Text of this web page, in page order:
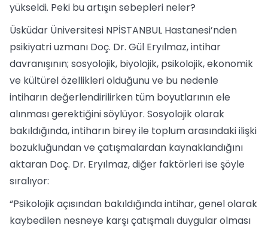
yükseldi. Peki bu artışın sebepleri neler?
Üsküdar Üniversitesi NPİSTANBUL Hastanesi’nden
psikiyatri uzmanı Doç. Dr. Gül Eryılmaz, intihar
davranışının; sosyolojik, biyolojik, psikolojik, ekonomik
ve kültürel özellikleri olduğunu ve bu nedenle
intiharın değerlendirilirken tüm boyutlarının ele
alınması gerektiğini söylüyor. Sosyolojik olarak
bakıldığında, intiharın birey ile toplum arasındaki ilişki
bozukluğundan ve çatışmalardan kaynaklandığını
aktaran Doç. Dr. Eryılmaz, diğer faktörleri ise şöyle
sıralıyor:
“Psikolojik açısından bakıldığında intihar, genel olarak
kaybedilen nesneye karşı çatışmalı duygular olması